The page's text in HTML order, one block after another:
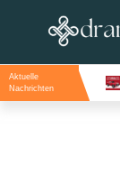
Aktuelle
Nachrichten